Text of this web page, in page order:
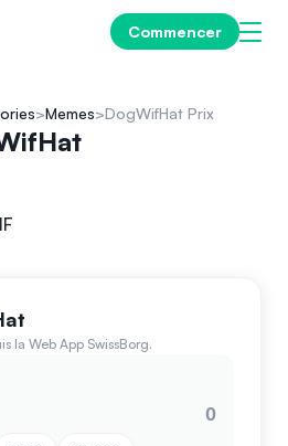
Commencer
Memes DogWifHat Prix
la Web App SwissBorg.